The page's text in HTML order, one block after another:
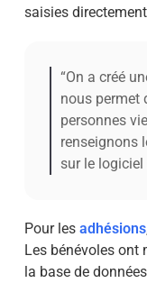
saisies
“On a créé
nous permet
personnes
renseignons
sur le logiciel
Pour les adhésions
Les bénévoles ont
la base de